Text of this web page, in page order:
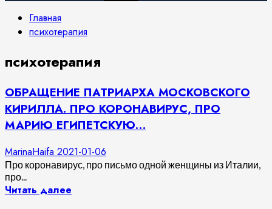
Главная
психотерапия
психотерапия
ОБРАЩЕНИЕ ПАТРИАРХА МОСКОВСКОГО
КИРИЛЛА. ПРО КОРОНАВИРУС, ПРО
МАРИЮ ЕГИПЕТСКУЮ…
MarinaHaifa 2021-01-06
Про коронавирус, про письмо одной женщины из Италии,
про...
Читать далее